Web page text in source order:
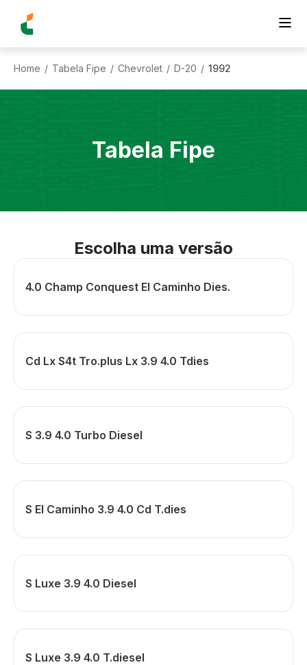
Home / Tabela Fipe / Chevrolet / D-20 / 1992
Tabela Fipe
Escolha uma versão
4.0 Champ Conquest El Caminho Dies.
Cd Lx S4t Tro.plus Lx 3.9 4.0 Tdies
S 3.9 4.0 Turbo Diesel
S El Caminho 3.9 4.0 Cd T.dies
S Luxe 3.9 4.0 Diesel
S Luxe 3.9 4.0 T.diesel